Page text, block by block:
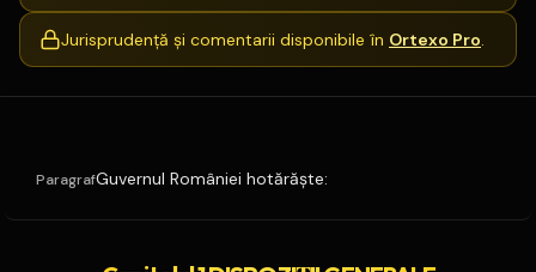
Jurisprudență și comentarii disponibile în Ortexo Pro.
ParagrafGuvernul României hotărăşte: